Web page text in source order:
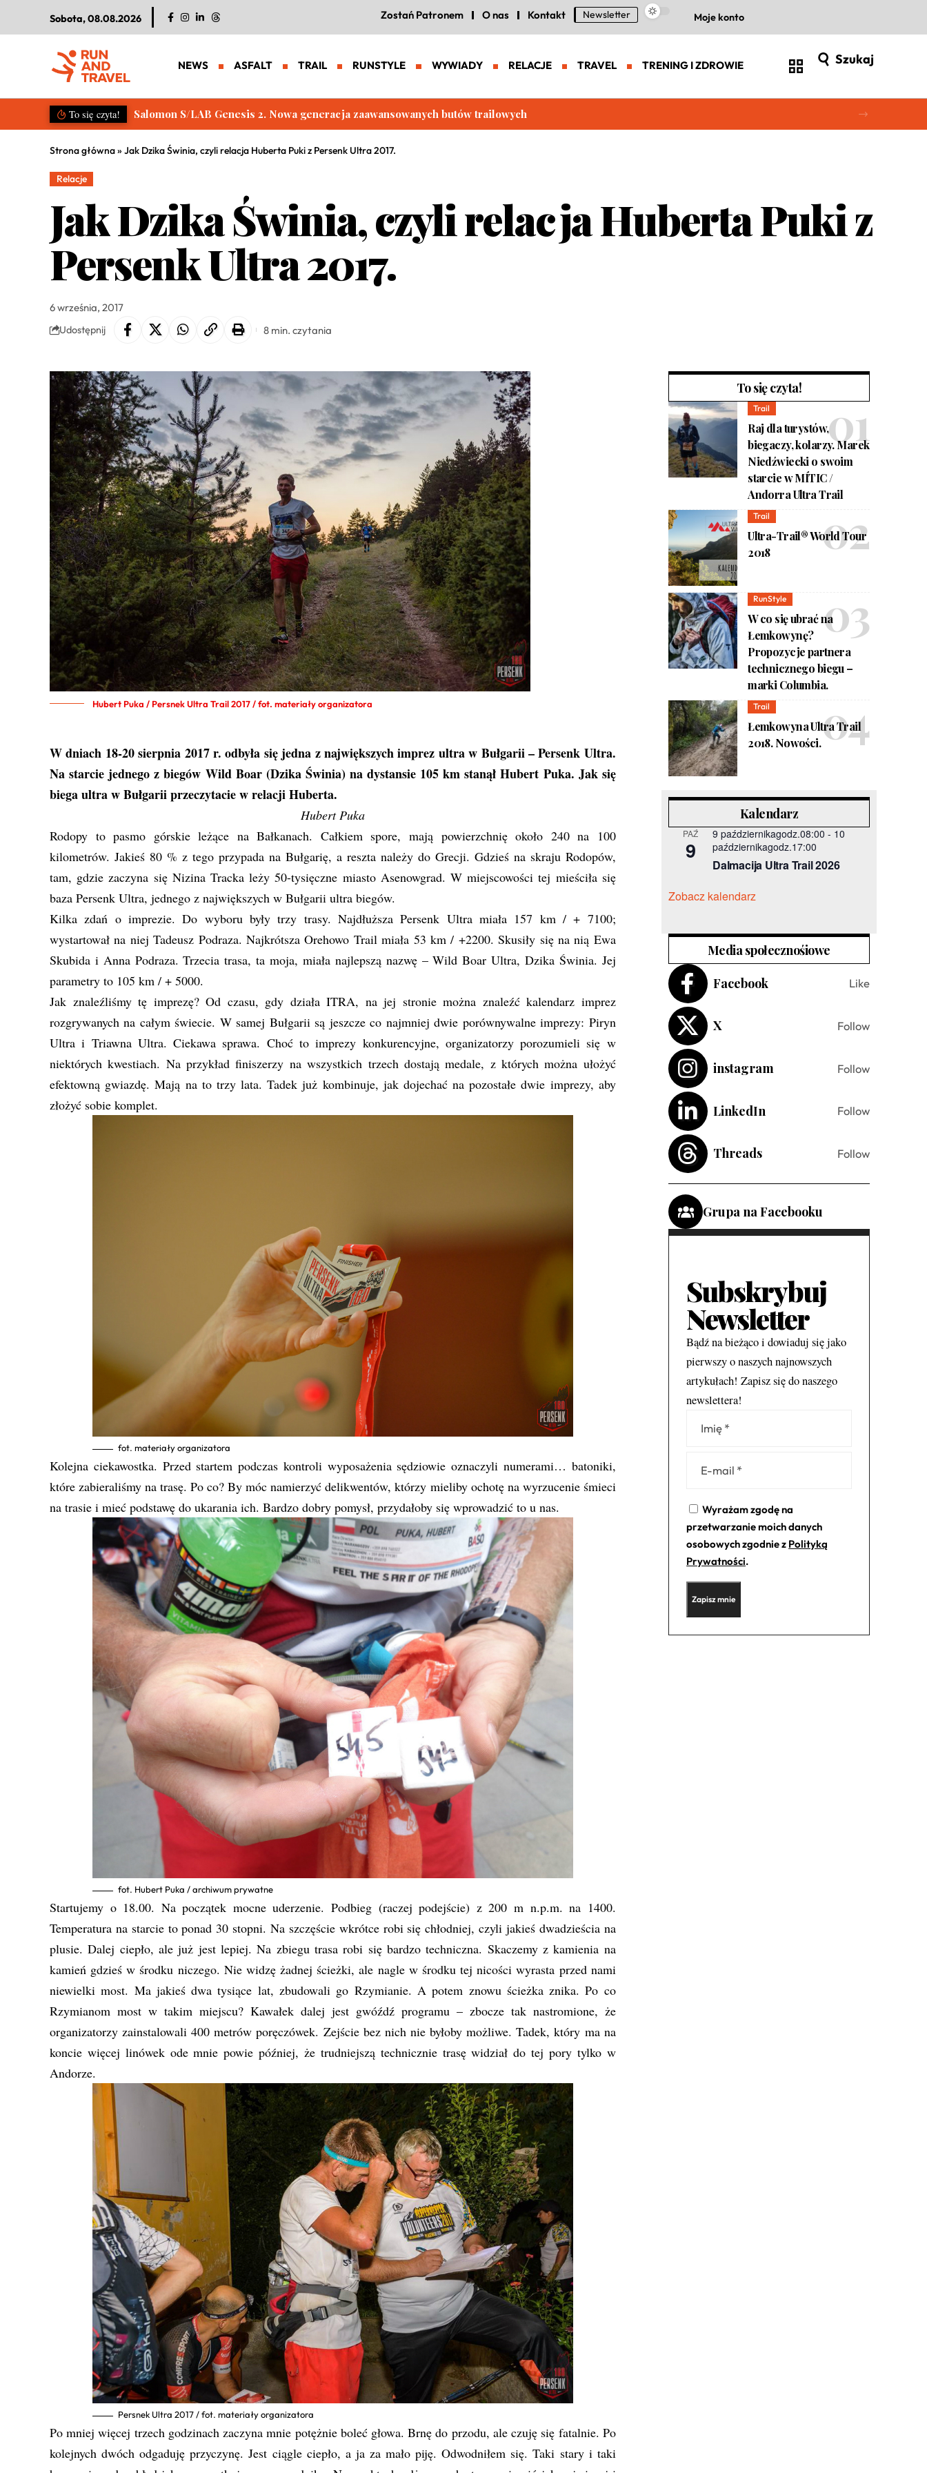
Sobota, 08.08.2026 Zostań Patronem O nas Kontakt Newsletter Moje konto
NEWS ASFALT TRAIL RUNSTYLE WYWIADY RELACJE TRAVEL TRENING I ZDROWIE Szukaj
To się czyta! Salomon S/LAB Genesis 2. Nowa generacja zaawansowanych butów trailowych
Strona główna» Jak Dzika Świnia, czyli relacja Huberta Puki z Persenk Ultra 2017.
Relacje
Jak Dzika Świnia, czyli relacja Huberta Puki z
Persenk Ultra 2017.
6 września, 2017
Udostępnij 8 min. czytania
Hubert Puka / Persnek Ultra Trail 2017 / fot. materiały organizatora
W dniach 18-20 sierpnia 2017 r. odbyła się jedna z największych imprez ultra w Bułgarii – Persenk Ultra.
Na starcie jednego z biegów Wild Boar (Dzika Świnia) na dystansie 105 km stanął Hubert Puka. Jak się
biega ultra w Bułgarii przeczytacie w relacji Huberta.
Hubert Puka
Rodopy to pasmo górskie leżące na Bałkanach. Całkiem spore, mają powierzchnię około 240 na 100
kilometrów. Jakieś 80 % z tego przypada na Bułgarię, a reszta należy do Grecji. Gdzieś na skraju Rodopów,
tam, gdzie zaczyna się Nizina Tracka leży 50-tysięczne miasto Asenowgrad. W miejscowości tej mieściła się
baza Persenk Ultra, jednego z największych w Bułgarii ultra biegów.
Kilka zdań o imprezie. Do wyboru były trzy trasy. Najdłuższa Persenk Ultra miała 157 km / + 7100;
wystartował na niej Tadeusz Podraza. Najkrótsza Orehowo Trail miała 53 km / +2200. Skusiły się na nią Ewa
Skubida i Anna Podraza. Trzecia trasa, ta moja, miała najlepszą nazwę – Wild Boar Ultra, Dzika Świnia. Jej
parametry to 105 km / + 5000.
Jak znaleźliśmy tę imprezę? Od czasu, gdy działa ITRA, na jej stronie można znaleźć kalendarz imprez
rozgrywanych na całym świecie. W samej Bułgarii są jeszcze co najmniej dwie porównywalne imprezy: Piryn
Ultra i Triawna Ultra. Ciekawa sprawa. Choć to imprezy konkurencyjne, organizatorzy porozumieli się w
niektórych kwestiach. Na przykład finiszerzy na wszystkich trzech dostają medale, z których można ułożyć
efektowną gwiazdę. Mają na to trzy lata. Tadek już kombinuje, jak dojechać na pozostałe dwie imprezy, aby
złożyć sobie komplet.
fot. materiały organizatora
Kolejna ciekawostka. Przed startem podczas kontroli wyposażenia sędziowie oznaczyli numerami… batoniki,
które zabieraliśmy na trasę. Po co? By móc namierzyć delikwentów, którzy mieliby ochotę na wyrzucenie śmieci
na trasie i mieć podstawę do ukarania ich. Bardzo dobry pomysł, przydałoby się wprowadzić to u nas.
fot. Hubert Puka / archiwum prywatne
Startujemy o 18.00. Na początek mocne uderzenie. Podbieg (raczej podejście) z 200 m n.p.m. na 1400.
Temperatura na starcie to ponad 30 stopni. Na szczęście wkrótce robi się chłodniej, czyli jakieś dwadzieścia na
plusie. Dalej ciepło, ale już jest lepiej. Na zbiegu trasa robi się bardzo techniczna. Skaczemy z kamienia na
kamień gdzieś w środku niczego. Nie widzę żadnej ścieżki, ale nagle w środku tej nicości wyrasta przed nami
niewielki most. Ma jakieś dwa tysiące lat, zbudowali go Rzymianie. A potem znowu ścieżka znika. Po co
Rzymianom most w takim miejscu? Kawałek dalej jest gwóźdź programu – zbocze tak nastromione, że
organizatorzy zainstalowali 400 metrów poręczówek. Zejście bez nich nie byłoby możliwe. Tadek, który ma na
koncie więcej linówek ode mnie powie później, że trudniejszą technicznie trasę widział do tej pory tylko w
Andorze.
Persnek Ultra 2017 / fot. materiały organizatora
Po mniej więcej trzech godzinach zaczyna mnie potężnie boleć głowa. Brnę do przodu, ale czuję się fatalnie. Po
kolejnych dwóch odgaduję przyczynę. Jest ciągle ciepło, a ja za mało piję. Odwodniłem się. Taki stary i taki
To się czyta!
Trail
Raj dla turystów,
biegaczy, kolarzy. Marek
Niedźwiecki o swoim
starcie w MÍTIC /
Andorra Ultra Trail
Trail
Ultra-Trail® World Tour
2018
RunStyle
W co się ubrać na
Łemkowynę?
Propozycje partnera
technicznego biegu –
marki Columbia.
Trail
Łemkowyna Ultra Trail
2018. Nowości.
Kalendarz
PAŹ
9
9 październikagodz.08:00 - 10
październikagodz.17:00
Dalmacija Ultra Trail 2026
Zobacz kalendarz
Media społecznośiowe
Facebook
Like
X Follow
instagram Follow
LinkedIn Follow
Threads Follow
Grupa na Facebooku
Subskrybuj
Newsletter
Bądź na bieżąco i dowiaduj się jako
pierwszy o naszych najnowszych
artykułach! Zapisz się do naszego
newslettera!
Wyrażam zgodę na
przetwarzanie moich danych
osobowych zgodnie z Polityką
Prywatności.
Alternative: